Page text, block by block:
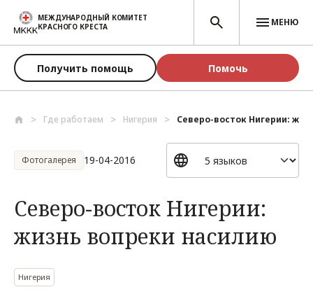
Перейти к основному содержанию
МЕЖДУНАРОДНЫЙ КОМИТЕТ
КРАСНОГО КРЕСТА
МЕНЮ
Получить помощь Помочь
Где работаем Нигерия Северо-восток Нигерии:
Фотогалерея 19-04-2016
Северо-восток Нигерии:
жизнь вопреки насилию
Нигерия